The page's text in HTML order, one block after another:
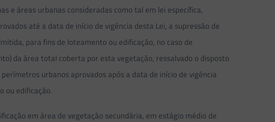
e áreas urbanas consideradas como tal em lei específica,
até a data de início de vigência desta Lei, a supressão de
para fins de loteamento ou edificação, no caso de
da área total coberta por esta vegetação, ressalvado o disposto
urbanos aprovados após a data de início de vigência
ou edificação.
em área de vegetação secundária, em estágio médio de